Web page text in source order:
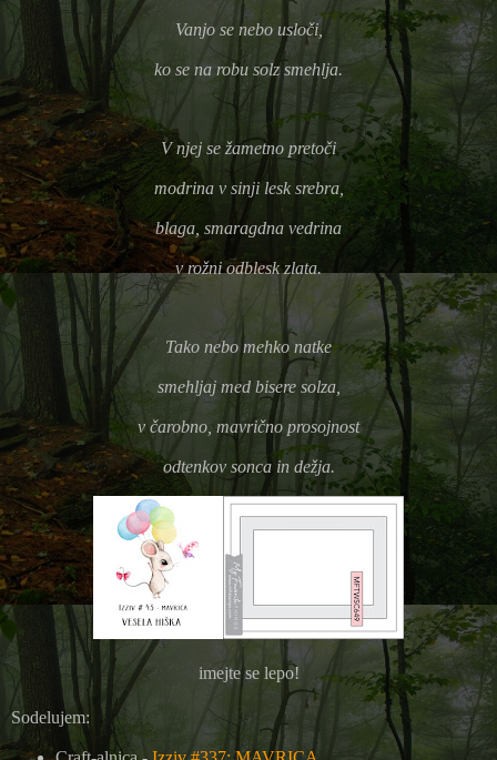
Vanjo se nebo usloči,
ko se na robu solz smehlja.
V njej se žametno pretoči
modrina v sinji lesk srebra,
blaga, smaragdna vedrina
v rožni odblesk zlata.
Tako nebo mehko natke
smehljaj med bisere solza,
v čarobno, mavrično prosojnost
odtenkov sonca in dežja.
imejte se lepo!
Sodelujem: